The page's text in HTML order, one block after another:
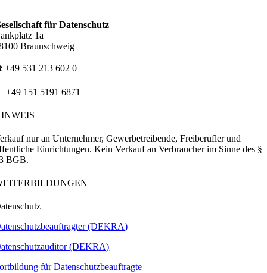
für Datenschutz
1a
Braunschweig
+49 531 213 602 0
+49 151 5191 6871
nur an Unternehmer, Gewerbetreibende, Freiberufler und
Einrichtungen. Kein Verkauf an Verbraucher im Sinne des §
BGB.
(DEKRA)
(DEKRA)
für Datenschutzbeauftragte